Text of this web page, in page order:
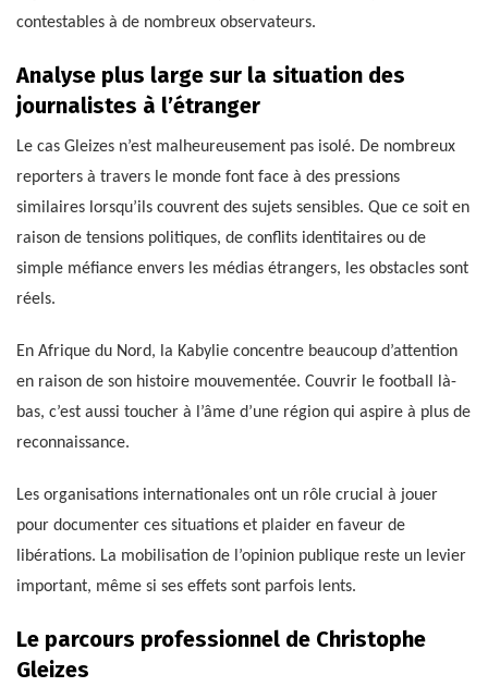
contestables à de nombreux observateurs.
Analyse plus large sur la situation des
journalistes à l’étranger
Le cas Gleizes n’est malheureusement pas isolé. De nombreux
reporters à travers le monde font face à des pressions
similaires lorsqu’ils couvrent des sujets sensibles. Que ce soit en
raison de tensions politiques, de conflits identitaires ou de
simple méfiance envers les médias étrangers, les obstacles sont
réels.
En Afrique du Nord, la Kabylie concentre beaucoup d’attention
en raison de son histoire mouvementée. Couvrir le football là-
bas, c’est aussi toucher à l’âme d’une région qui aspire à plus de
reconnaissance.
Les organisations internationales ont un rôle crucial à jouer
pour documenter ces situations et plaider en faveur de
libérations. La mobilisation de l’opinion publique reste un levier
important, même si ses effets sont parfois lents.
Le parcours professionnel de Christophe
Gleizes